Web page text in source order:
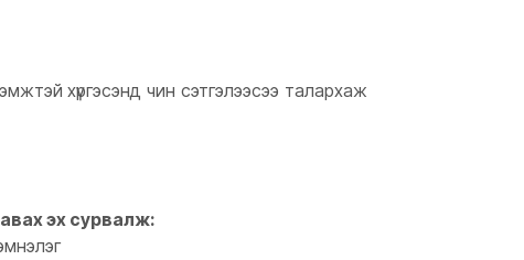
хүргэсэнд чин сэтгэлээсээ талархаж
эх сурвалж: